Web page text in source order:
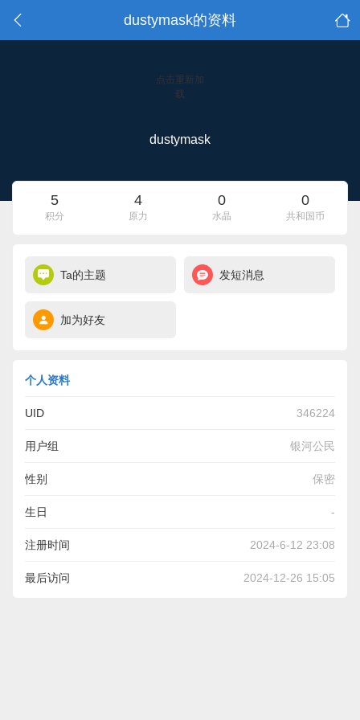
dustymask的资料
点击重新加
载
dustymask
5
积分
4
原力
0
水晶
0
共和国币
Ta的主题 发短消息
加为好友
个人资料
UID 346224
用户组 银河公民
性别 保密
生日 -
注册时间 2024-6-12 23:08
最后访问 2024-12-26 15:05